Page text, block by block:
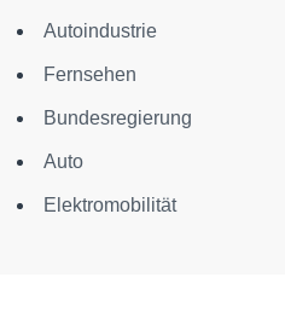
Autoindustrie
Fernsehen
Bundesregierung
Auto
Elektromobilität